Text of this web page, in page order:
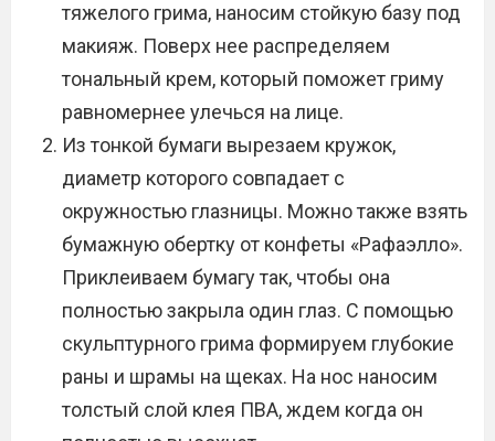
тяжелого грима, наносим стойкую базу под
макияж. Поверх нее распределяем
тональный крем, который поможет гриму
равномернее улечься на лице.
Из тонкой бумаги вырезаем кружок,
диаметр которого совпадает с
окружностью глазницы. Можно также взять
бумажную обертку от конфеты «Рафаэлло».
Приклеиваем бумагу так, чтобы она
полностью закрыла один глаз. С помощью
скульптурного грима формируем глубокие
раны и шрамы на щеках. На нос наносим
толстый слой клея ПВА, ждем когда он